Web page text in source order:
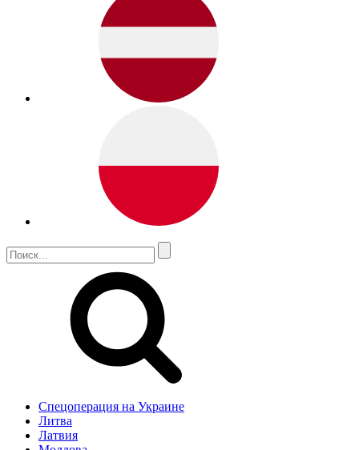
Спецоперация на Украине
Литва
Латвия